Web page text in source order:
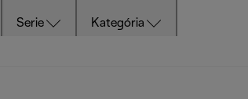
Serie Kategória